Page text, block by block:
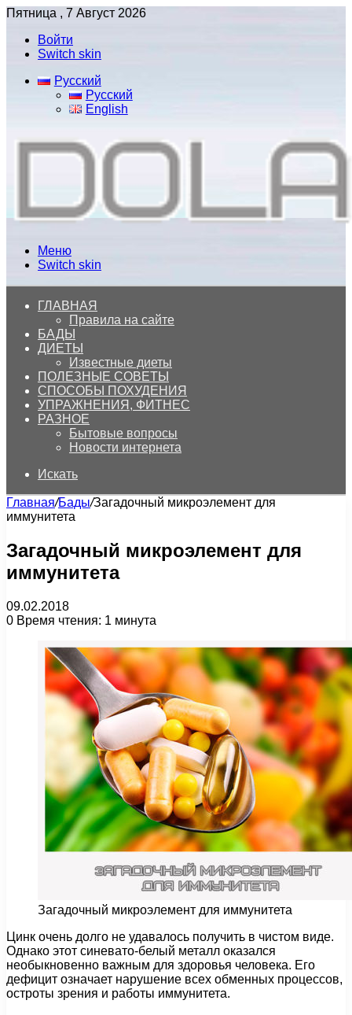
Пятница , 7 Август 2026
Войти
Switch skin
Русский
Русский
English
Меню
Switch skin
ГЛАВНАЯ
Правила на сайте
БАДЫ
ДИЕТЫ
Известные диеты
ПОЛЕЗНЫЕ СОВЕТЫ
СПОСОБЫ ПОХУДЕНИЯ
УПРАЖНЕНИЯ, ФИТНЕС
РАЗНОЕ
Бытовые вопросы
Новости интернета
Искать
Главная/Бады/Загадочный микроэлемент для
иммунитета
Загадочный микроэлемент для
иммунитета
09.02.2018
0 Время чтения: 1 минута
Загадочный микроэлемент для иммунитета
Цинк очень долго не удавалось получить в чистом виде.
Однако этот синевато-белый металл оказался
необыкновенно важным для здоровья человека. Его
дефицит означает нарушение всех обменных процессов,
остроты зрения и работы иммунитета.